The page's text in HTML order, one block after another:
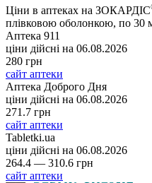
Ціни в аптеках на ЗОКАРДІС
плівковою оболонкою, по 30
Аптека 911
ціни дійсні на 06.08.2026
280 грн
сайт аптеки
Аптека Доброго Дня
ціни дійсні на 06.08.2026
271.7 грн
сайт аптеки
Tabletki.ua
ціни дійсні на 06.08.2026
264.4 — 310.6 грн
сайт аптеки